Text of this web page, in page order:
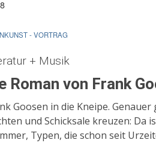
- VORTRAG
+ Musik
Roman von Frank
Goosen in die Kneipe. Genauer
und Schicksale kreuzen: Da
Typen, die schon seit